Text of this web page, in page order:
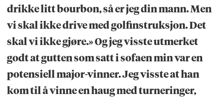
drikke litt bourbon, så er jeg din mann. Men
vi skal ikke drive med golfinstruksjon. Det
skal vi ikke gjøre.» Og jeg visste utmerket
godt at gutten som satt i sofaen min var en
potensiell major-vinner. Jeg visste at han
kom til å vinne en haug med turneringer,